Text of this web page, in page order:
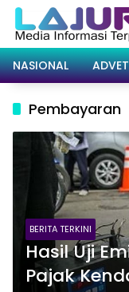
Langsung
konten
NASIONAL
Pembayaran
BERITA TERKINI
Hasil Uji
Pajak